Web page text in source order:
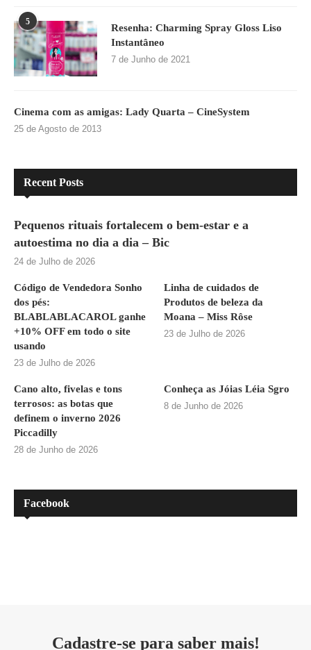
5
Resenha: Charming Spray Gloss Liso
Instantâneo
7 de Junho de 2021
Cinema com as amigas: Lady Quarta – CineSystem
25 de Agosto de 2013
Recent Posts
Pequenos rituais fortalecem o bem-estar e a
autoestima no dia a dia – Bic
24 de Julho de 2026
Código de Vendedora Sonho
dos pés:
BLABLABLACAROL ganhe
+10% OFF em todo o site
usando
23 de Julho de 2026
Linha de cuidados de
Produtos de beleza da
Moana – Miss Rôse
23 de Julho de 2026
Cano alto, fivelas e tons
terrosos: as botas que
definem o inverno 2026
Piccadilly
28 de Junho de 2026
Conheça as Jóias Léia Sgro
8 de Junho de 2026
Facebook
Cadastre-se para saber mais!